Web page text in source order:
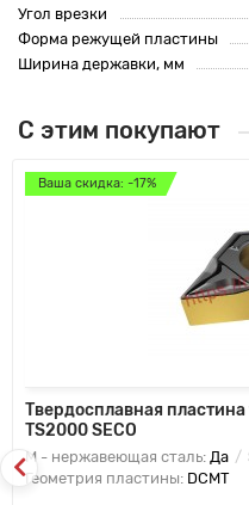
Угол врезки
Форма режущей пластины
Ширина державки, мм
С этим покупают
Ваша скидка: -17%
Твердосплавная пластина
TS2000 SECO
M - нержавеющая сталь: Да
Геометрия пластины: DCMT